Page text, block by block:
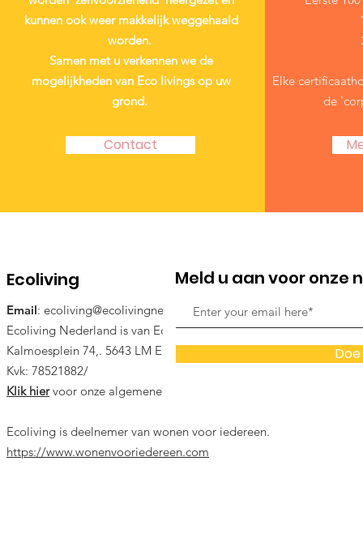
kunnen ook weer makkelijk weggehaald
worden.
Samen met u verkennen we de
mogelijkheden van Eco livings op uw
grond.
Contact
Elke
de
Ecoliving
Email: ecoliving@ecolivingnederland.nl
Ecoliving Nederland is van Ecoliving Coöperatie.
Kalmoesplein 74,. 5643 LM Eindhoven
Kvk: 78521882/
Klik hiervoor onze algemene voorwaarden ( NL)
Ecoliving is deelnemer van wonen voor iedereen.
https://www.wonenvooriedereen.com
Meld u aan voor onze